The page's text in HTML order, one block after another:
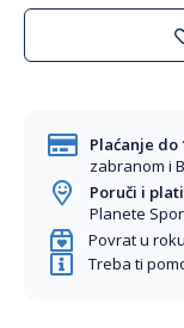
Plaćanje do
zabranom i
Poruči i
Planete
Povrat u
Treba ti